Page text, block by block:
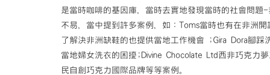
是當時咖啡的基因庫，當時去實地發現當時的社會問題-
不易，當中提到許多案例，如：Toms當時也有在非洲開
了解決非洲缺鞋的也提供當地工作機會 ;Gira Dora腳踩
當地婦女洗衣的困擾;Divine Chocolate Ltd西非巧克力
民自創巧克力國際品牌等等案例。